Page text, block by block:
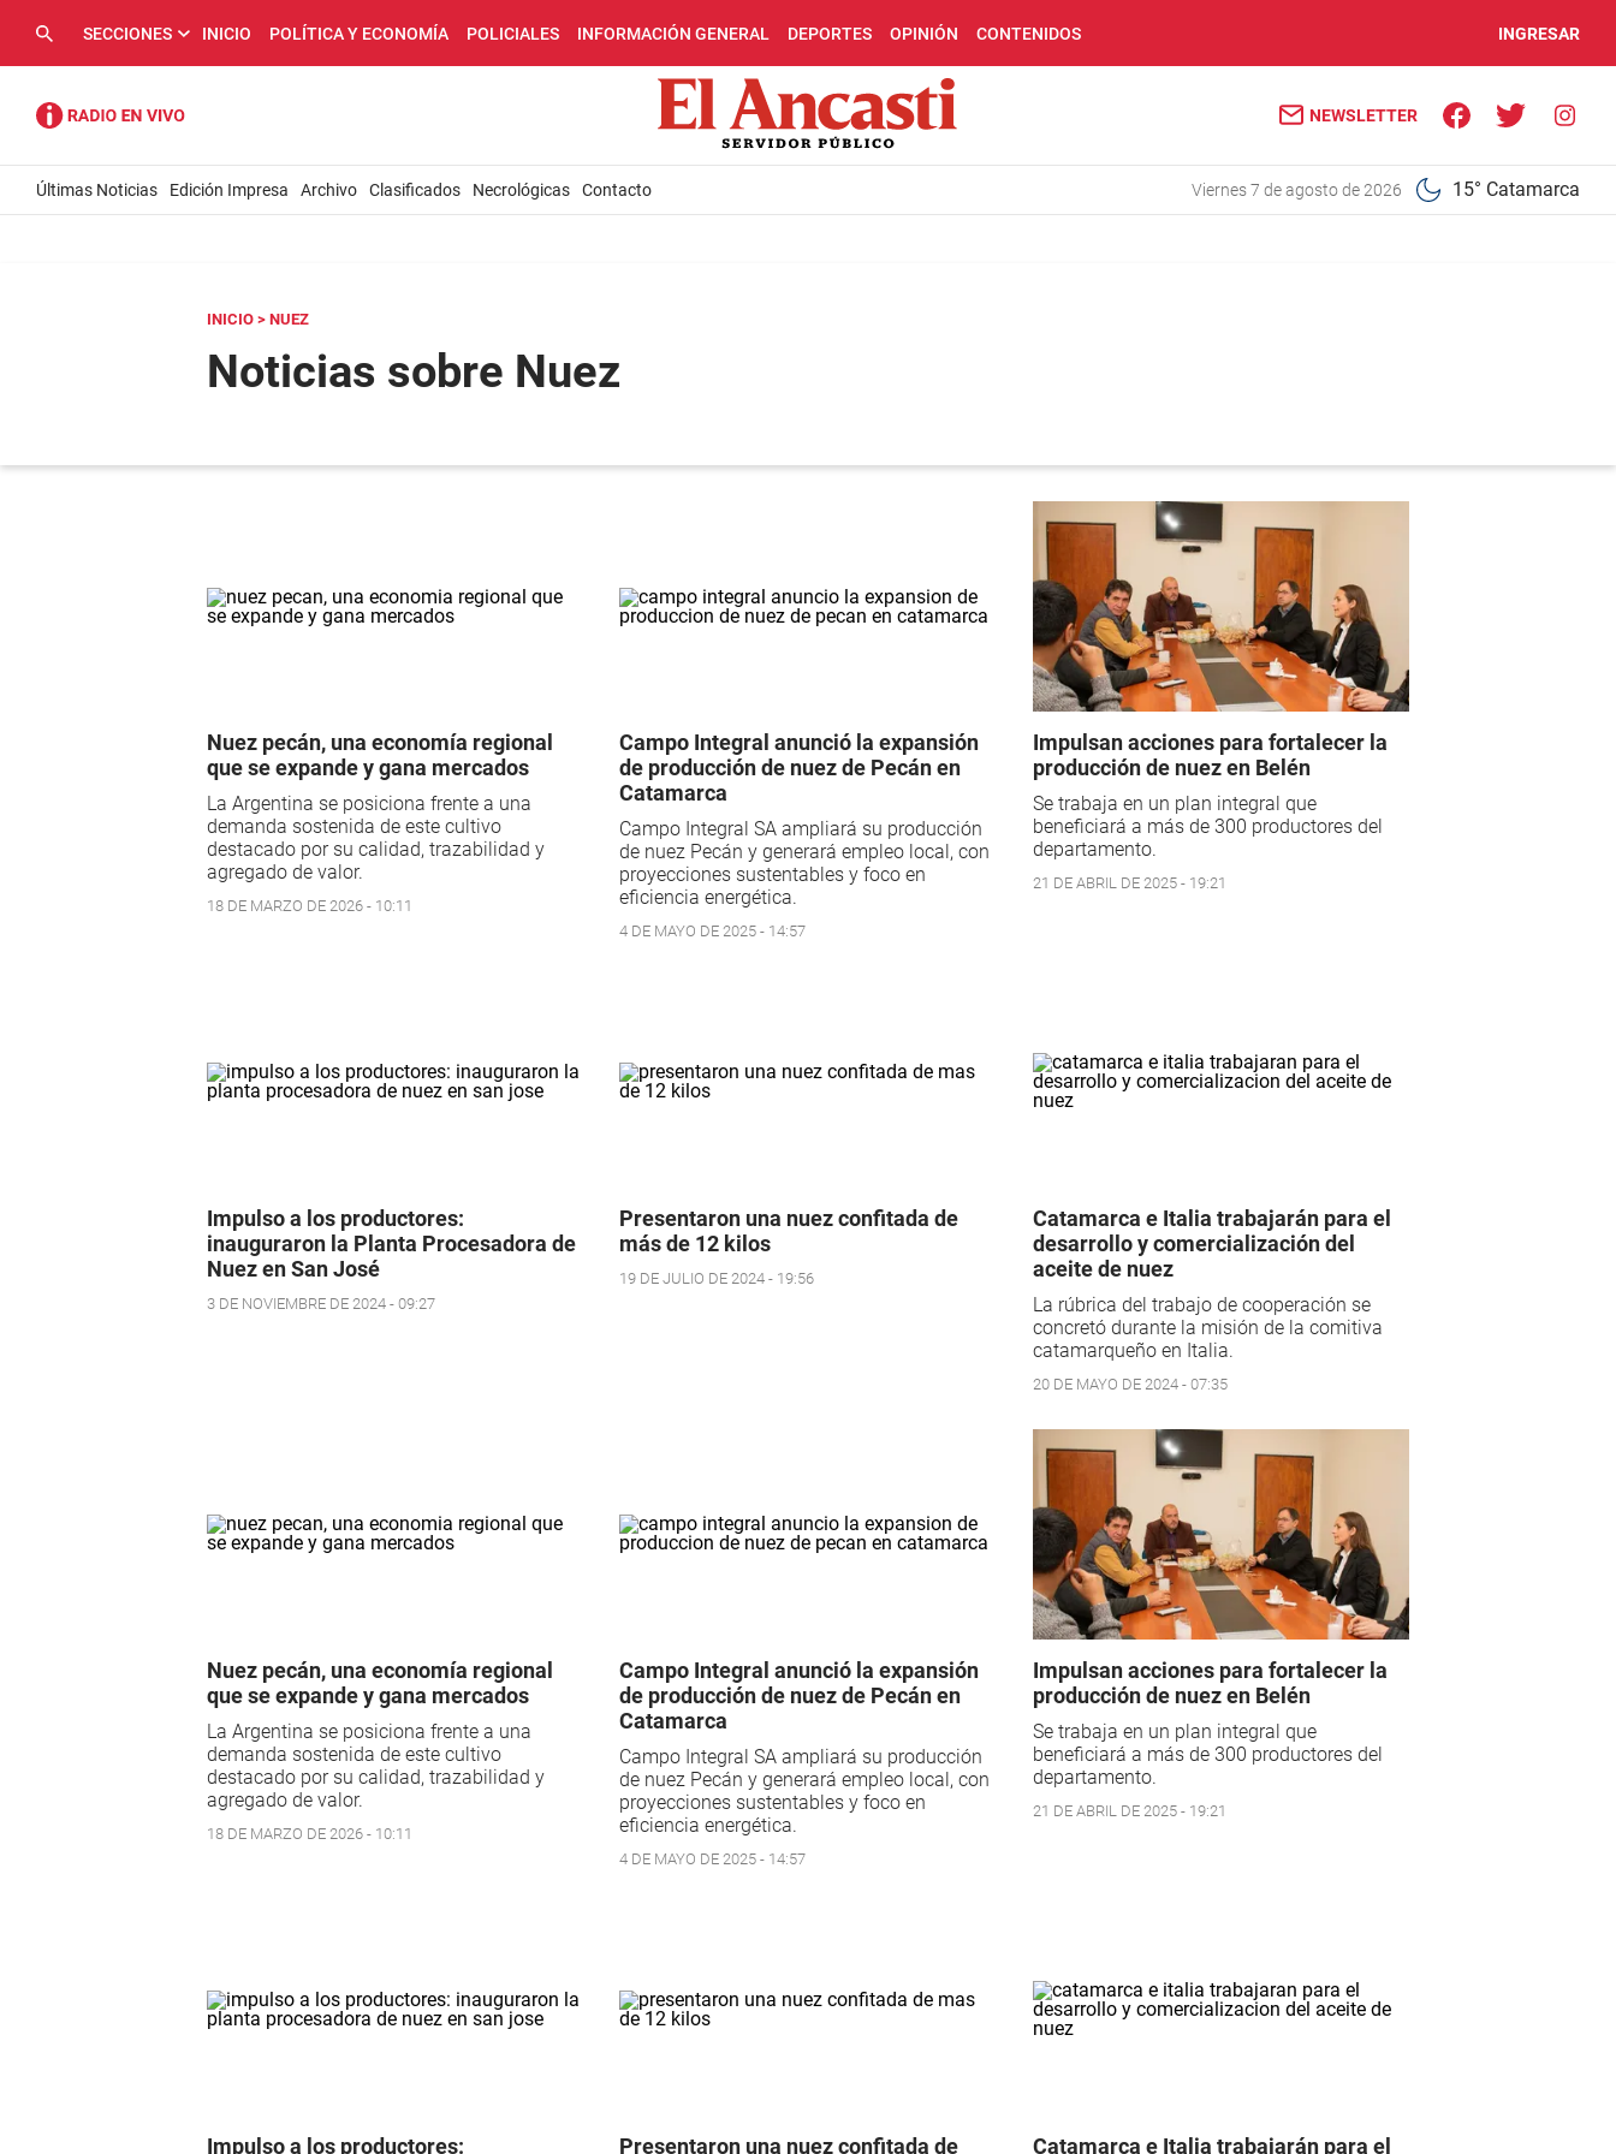
SECCIONES INICIO POLÍTICA Y ECONOMÍA POLICIALES INFORMACIÓN GENERAL DEPORTES OPINIÓN CONTENIDOS INGRESAR
NEWSLETTER
Últimas Noticias Edición Impresa Archivo Clasificados Necrológicas Contacto viernes 7 de agosto de 2026 15° Catamarca
INICIO > NUEZ
Noticias sobre Nuez
Nuez pecán, una economía regional
que se expande y gana mercados
La Argentina se posiciona frente a una
demanda sostenida de este cultivo
destacado por su calidad, trazabilidad y
agregado de valor.
18 DE MARZO DE 2026 - 10:11
Campo Integral anunció la expansión
de producción de nuez de Pecán en
Catamarca
Campo Integral SA ampliará su producción
de nuez Pecán y generará empleo local, con
proyecciones sustentables y foco en
eficiencia energética.
4 DE MAYO DE 2025 - 14:57
Impulsan acciones para fortalecer la
producción de nuez en Belén
Se trabaja en un plan integral que
beneficiará a más de 300 productores del
departamento.
21 DE ABRIL DE 2025 - 19:21
Impulso a los productores:
inauguraron la Planta Procesadora de
Nuez en San José
3 DE NOVIEMBRE DE 2024 - 09:27
Presentaron una nuez confitada de
más de 12 kilos
19 DE JULIO DE 2024 - 19:56
Catamarca e Italia trabajarán para el
desarrollo y comercialización del
aceite de nuez
La rúbrica del trabajo de cooperación se
concretó durante la misión de la comitiva
catamarqueño en Italia.
20 DE MAYO DE 2024 - 07:35
Nuez pecán, una economía regional
que se expande y gana mercados
La Argentina se posiciona frente a una
demanda sostenida de este cultivo
destacado por su calidad, trazabilidad y
agregado de valor.
18 DE MARZO DE 2026 - 10:11
Campo Integral anunció la expansión
de producción de nuez de Pecán en
Catamarca
Campo Integral SA ampliará su producción
de nuez Pecán y generará empleo local, con
proyecciones sustentables y foco en
eficiencia energética.
4 DE MAYO DE 2025 - 14:57
Impulsan acciones para fortalecer la
producción de nuez en Belén
Se trabaja en un plan integral que
beneficiará a más de 300 productores del
departamento.
21 DE ABRIL DE 2025 - 19:21
Impulso a los productores: Presentaron una nuez confitada de Catamarca e Italia trabajarán para el